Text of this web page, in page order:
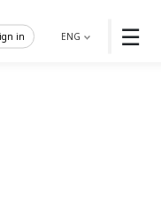
☰
ENG
in